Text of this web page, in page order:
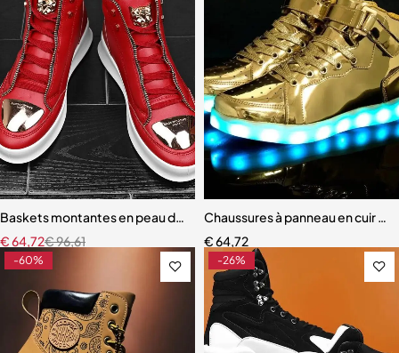
Baskets montantes en peau de serpent rouge pour hommes
€96,61
€64,72
Chaussures à panneau en cuir
€64,72
-60% -26%